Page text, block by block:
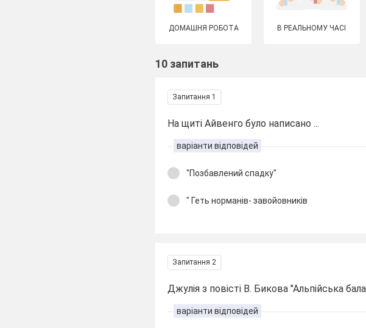
ДОМАШНЯ РОБОТА В РЕАЛЬНОМУ ЧАСІ
10 запитань
Запитання 1
На щиті Айвенго було написано ...
варіанти відповідей
"Позбавлений спадку"
" Геть норманів- завойовників
Запитання 2
Джулія з повісті В. Бикова "Альпійська
варіанти відповідей